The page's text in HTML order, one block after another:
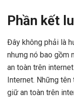
Phần kết
Đây không phải là
nhưng nó bao gồm
an toàn trên
Internet. Những tên
giữ an toàn trên